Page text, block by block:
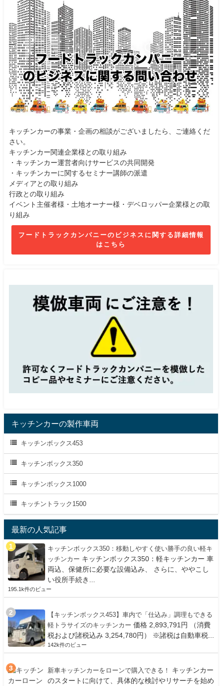
キッチンカーの事業・企画の相談がございましたら、ご連絡くだ
さい。
キッチンカー関連企業様との取り組み
・キッチンカー運営者向けサービスの共同開発
・キッチンカーに関するセミナー講師の派遣
メディアとの取り組み
行政との取り組み
イベント主催者様・土地オーナー様・デベロッパー企業様との取
り組み
フードトラックカンパニーのビジネスに関する詳細情報
はこちら
キッチンカーの製作車両
キッチンボックス453
キッチンボックス350
キッチンボックス1000
キッチントラック1500
最新の人気記事
キッチンボックス350：移動しやすく使い勝手の良い軽キ
ッチンカー キッチンボックス350：軽キッチンカー 車
両込、保健所に必要な設備込み、 さらに、ややこし
い役所手続き...
195.1k件のビュー
【キッチンボックス453】車内で「仕込み」調理もできる
軽トラサイズのキッチンカー 価格 2,893,791円 （消費
税および諸税込み 3,254,780円） ※諸税は自動車税...
142k件のビュー
新車キッチンカーをローンで購入できる！
キッチンカー
のスタートに向けて、具体的な検討やリサーチを始め